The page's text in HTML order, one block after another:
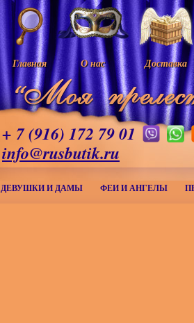
Главная О нас Доставка
+ 7 (916) 172 79 01
info@rusbutik.ru
ДЕВУШКИ И ДАМЫ ФЕИ И АНГЕЛЫ